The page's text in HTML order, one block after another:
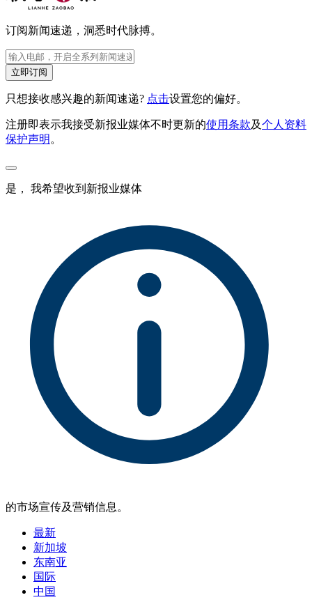
订阅新闻速递，洞悉时代脉搏。
立即订阅
只想接收感兴趣的新闻速递? 点击设置您的偏好。
注册即表示我接受新报业媒体不时更新的使用条款及个人资料
保护声明 。
是， 我希望收到新报业媒体
的市场宣传及营销信息。
最新
新加坡
东南亚
国际
中国